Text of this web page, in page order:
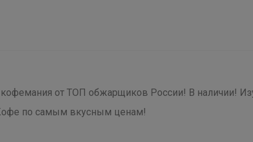
по самым вкусным ценам!